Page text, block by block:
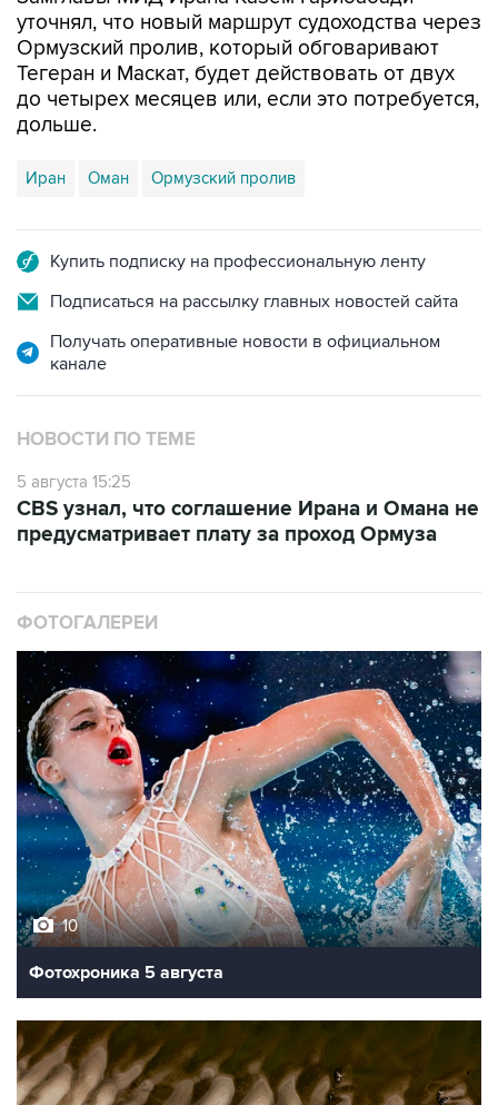
Тегеран и Маскат, будет действовать от двух
до четырех месяцев или, если это потребуется,
дольше.
Иран Оман
Подписаться на рассылку главных новостей сайта
Получать оперативные новости в официальном
НОВОСТИ ПО ТЕМЕ
5 августа 15:25
предусматривает плату за проход Ормуза
10
Фотохроника 5 августа